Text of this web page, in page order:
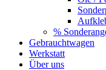
%
Gebrauchtwagen
Werkstatt
Über uns